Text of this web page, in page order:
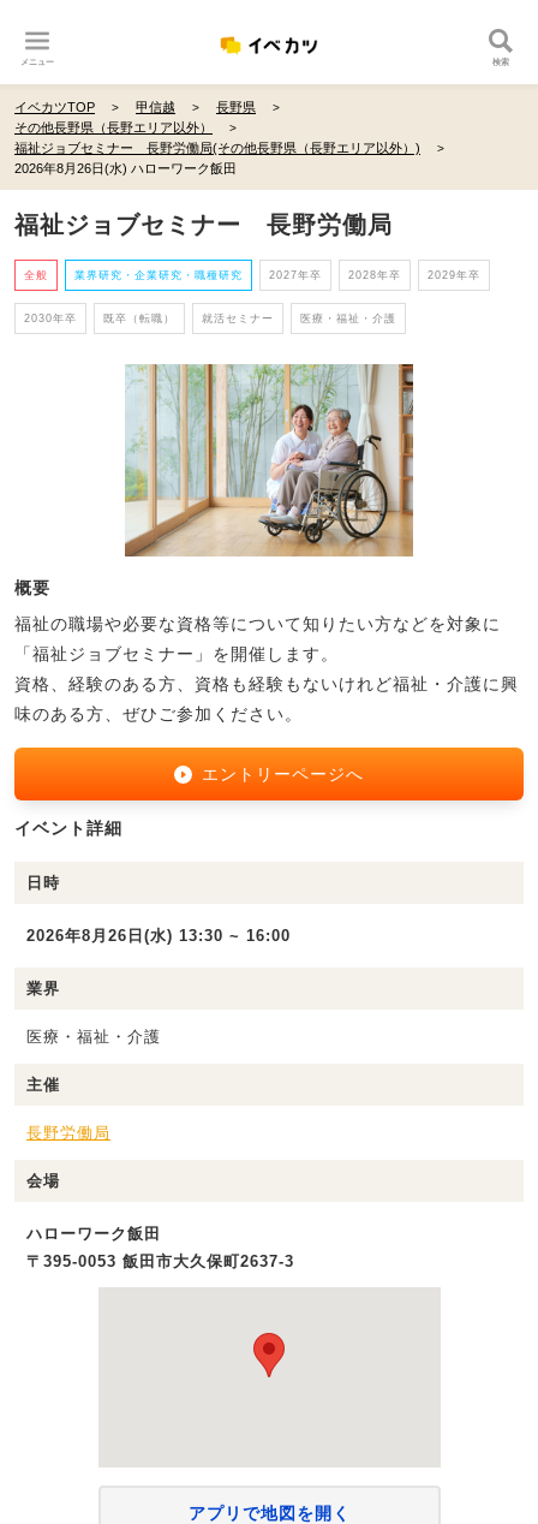
メニュー 検索
イベカツTOP 甲信越
長野県
その他長野県（長野エリア以外）
福祉ジョブセミナー 長野労働局(その他長野県（長野エリア以外）)
2026年8月26日(水) ハローワーク飯田
福祉ジョブセミナー 長野労働局
全般 業界研究・企業研究・職種研究 2027年卒 2028年卒 2029年卒
2030年卒 既卒（転職） 就活セミナー 医療・福祉・介護
概要
福祉の職場や必要な資格等について知りたい方などを対象に
「福祉ジョブセミナー」を開催します。
資格、経験のある方、資格も経験もないけれど福祉・介護に興
味のある方、ぜひご参加ください。
エントリーページへ
イベント詳細
日時
2026年8月26日(水) 13:30 ~ 16:00
業界
医療・福祉・介護
主催
長野労働局
会場
ハローワーク飯田
〒395-0053 飯田市大久保町2637-3
アプリで地図を開く